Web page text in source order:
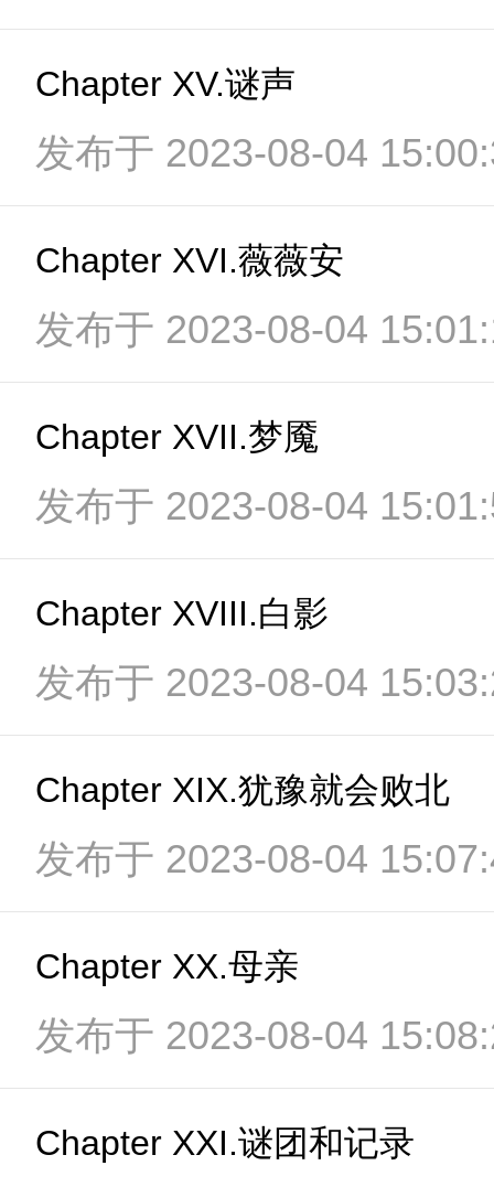
Chapter XV.谜声
发布于 2023-08-04
Chapter XVI.薇薇安
发布于 2023-08-04
Chapter XVII.梦魇
发布于 2023-08-04
Chapter XVIII.白影
发布于 2023-08-04
Chapter XIX.犹豫就会败北
发布于 2023-08-04
Chapter XX.母亲
发布于 2023-08-04
Chapter XXI.谜团和记录